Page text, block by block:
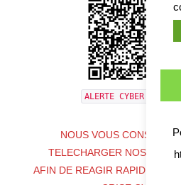
ALERTE CYBER CRISE
NOUS VOUS
TELECHARGER NOS
AFIN DE REAGIR RAPIDEMENT